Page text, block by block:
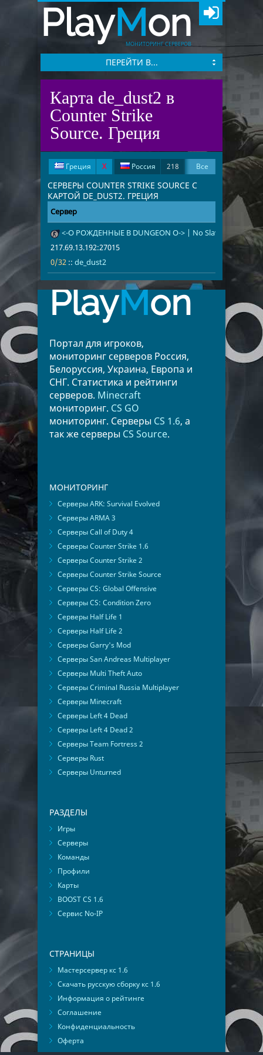
PlayMon
МОНИТОРИНГ СЕРВЕРОВ
ПЕРЕЙТИ В...
Карта de_dust2 в
Counter Strike
Source. Греция
Греция X Россия
218
США
52 Франция
28
Германия
26 Латвия
7
Нидерланды
Великобритания
5 Чехия
5
Румыния
3 Канада
2
Киргизия
2 Украина
2
Австрия
1 Испания
Все
СЕРВЕРЫ COUNTER STRIKE SOURCE С
КАРТОЙ DE_DUST2. ГРЕЦИЯ
Сервер Адрес
Игроки
<-O РОЖДЕННЫЕ В DUNGEON O-> | No Slaves |
217.69.13.192:27015
0/32 :: de_dust2
de_dust2
PlayMon
Портал для игроков,
мониторинг серверов Россия,
Белоруссия, Украина, Европа и
СНГ. Статистика и рейтинги
серверов. Minecraft
мониторинг. CS GO
мониторинг. Серверы CS 1.6, а
так же серверы CS Source.
МОНИТОРИНГ
Серверы ARK: Survival Evolved
Серверы ARMA 3
Серверы Call of Duty 4
Серверы Counter Strike 1.6
Серверы Counter Strike 2
Серверы Counter Strike Source
Серверы CS: Global Offensive
Серверы CS: Condition Zero
Серверы Half Life 1
Серверы Half Life 2
Серверы Garry's Mod
Серверы San Andreas Multiplayer
Серверы Multi Theft Auto
Серверы Criminal Russia Multiplayer
Серверы Minecraft
Серверы Left 4 Dead
Серверы Left 4 Dead 2
Серверы Team Fortress 2
Серверы Rust
Серверы Unturned
РАЗДЕЛЫ
Игры
Серверы
Команды
Профили
Карты
BOOST CS 1.6
Сервис No-IP
СТРАНИЦЫ
Мастерсервер кс 1.6
Скачать русскую сборку кс 1.6
Информация о рейтинге
Соглашение
Конфиденциальность
Оферта